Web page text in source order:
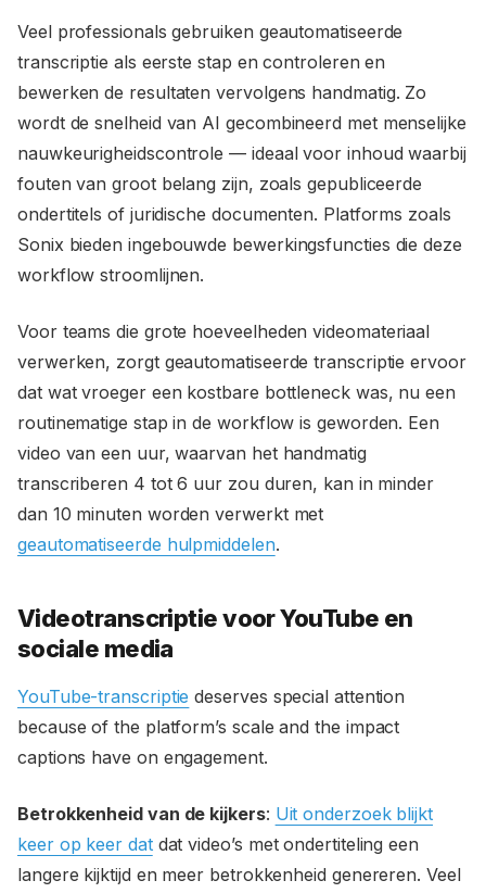
Veel professionals gebruiken geautomatiseerde
transcriptie als eerste stap en controleren en
bewerken de resultaten vervolgens handmatig. Zo
wordt de snelheid van AI gecombineerd met menselijke
nauwkeurigheidscontrole — ideaal voor inhoud waarbij
fouten van groot belang zijn, zoals gepubliceerde
ondertitels of juridische documenten. Platforms zoals
Sonix bieden ingebouwde bewerkingsfuncties die deze
workflow stroomlijnen.
Voor teams die grote hoeveelheden videomateriaal
verwerken, zorgt geautomatiseerde transcriptie ervoor
dat wat vroeger een kostbare bottleneck was, nu een
routinematige stap in de workflow is geworden. Een
video van een uur, waarvan het handmatig
transcriberen 4 tot 6 uur zou duren, kan in minder
dan 10 minuten worden verwerkt met
geautomatiseerde hulpmiddelen.
Videotranscriptie voor YouTube en
sociale media
YouTube-transcriptie deserves special attention
because of the platform’s scale and the impact
captions have on engagement.
Betrokkenheid van de kijkers: Uit onderzoek blijkt
keer op keer datdat video’s met ondertiteling een
langere kijktijd en meer betrokkenheid genereren. Veel